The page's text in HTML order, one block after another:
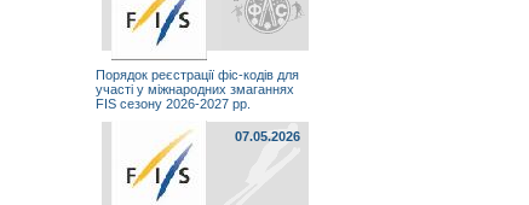
Порядок реєстрації фіс-кодів для
участі у міжнародних змаганнях
FIS сезону 2026-2027 рр.
07.05.2026